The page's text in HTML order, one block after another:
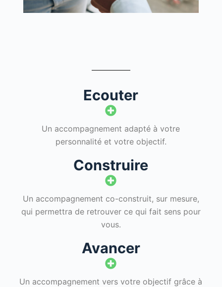
Ecouter
Un accompagnement adapté à votre
personnalité et votre objectif.
Construire
Un accompagnement co-construit, sur mesure,
qui permettra de retrouver ce qui fait sens pour
vous.
Avancer
Un accompagnement vers votre objectif grâce à